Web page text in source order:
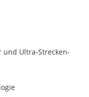
Ultra-Strecken-